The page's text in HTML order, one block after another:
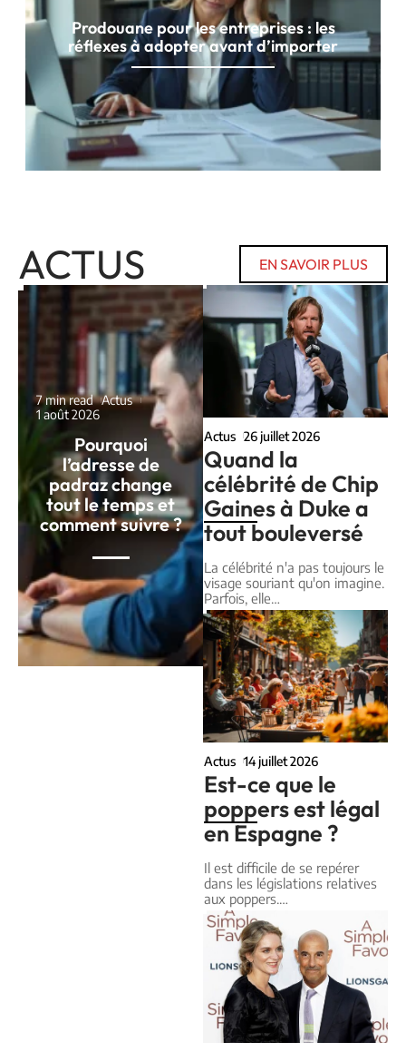
Prodouane pour les entreprises : les
réflexes à adopter avant d’importer
ACTUS EN SAVOIR PLUS
7 min read Actus
1 août 2026
Pourquoi
l’adresse de
padraz change
tout le temps et
comment suivre ?
Actus 26 juillet 2026
Quand la
célébrité de Chip
Gaines à Duke a
tout bouleversé
La célébrité n'a pas toujours le
visage souriant qu'on imagine.
Parfois, elle…
Actus 14 juillet 2026
Est-ce que le
poppers est légal
en Espagne ?
Il est difficile de se repérer
dans les législations relatives
aux poppers.…